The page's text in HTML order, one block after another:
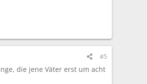
#5
die jene Väter erst um acht